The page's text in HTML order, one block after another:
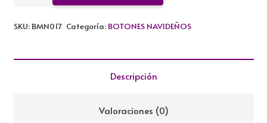
MADERA
SKU: BMN017 Categoría: BOTONES NAVIDEÑOS
Descripción
Valoraciones (0)